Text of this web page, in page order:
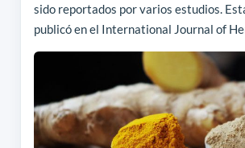
sido reportados por varios estudios.
publicó en el International Journal of